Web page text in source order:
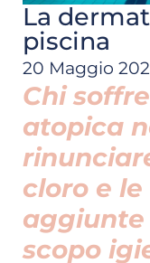
La
piscina
20 Maggio
Chi
atopica
cloro e
aggiunte
scopo